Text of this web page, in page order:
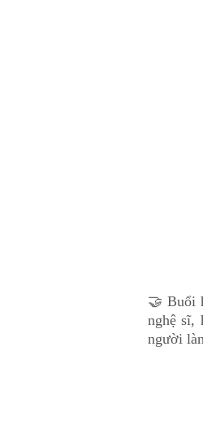
🤝 Buổi
nghệ sĩ,
người